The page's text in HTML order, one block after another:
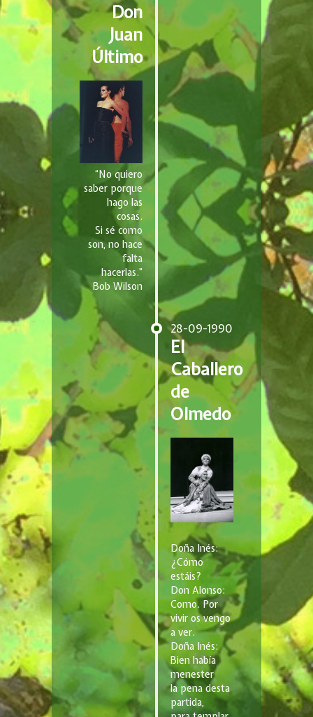
Don
Juan
Último
“No quiero
saber porque
hago las
cosas.
Si sé como
son, no hace
falta
hacerlas.”
Bob Wilson
28-09-1990
El
Caballero
de
Olmedo
Doña Inés:
¿Cómo
estáis?
Don Alonso:
Como. Por
vivir os vengo
a ver.
Doña Inés:
Bien había
menester
la pena desta
partida,